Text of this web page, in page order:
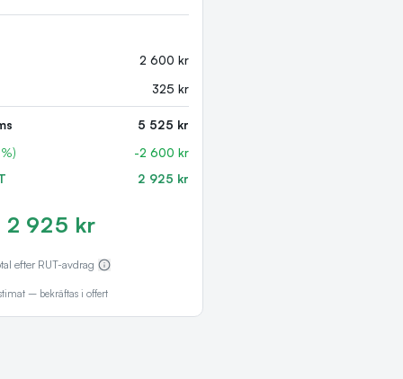
2 600 kr
325 kr
5 525 kr
-2 600 kr
2 925 kr
2 925 kr
efter RUT-avdrag
– bekräftas i offert